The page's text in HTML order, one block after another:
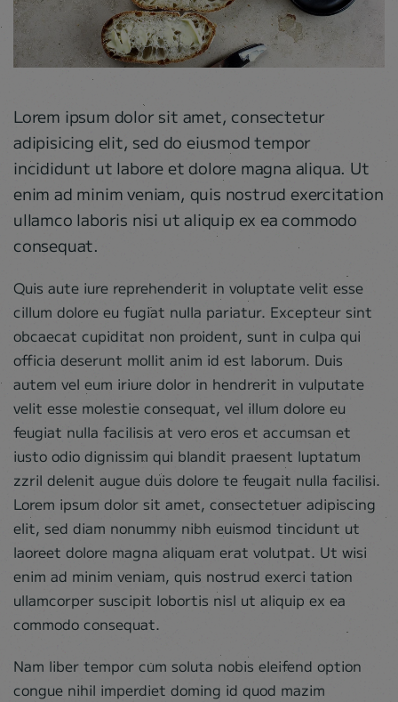
Lorem ipsum dolor sit amet, consectetur
adipisicing elit, sed do eiusmod tempor
incididunt ut labore et dolore magna aliqua. Ut
enim ad minim veniam, quis nostrud exercitation
ullamco laboris nisi ut aliquip ex ea commodo
consequat.
Quis aute iure reprehenderit in voluptate velit esse
cillum dolore eu fugiat nulla pariatur. Excepteur sint
obcaecat cupiditat non proident, sunt in culpa qui
officia deserunt mollit anim id est laborum. Duis
autem vel eum iriure dolor in hendrerit in vulputate
velit esse molestie consequat, vel illum dolore eu
feugiat nulla facilisis at vero eros et accumsan et
iusto odio dignissim qui blandit praesent luptatum
zzril delenit augue duis dolore te feugait nulla facilisi.
Lorem ipsum dolor sit amet, consectetuer adipiscing
elit, sed diam nonummy nibh euismod tincidunt ut
laoreet dolore magna aliquam erat volutpat. Ut wisi
enim ad minim veniam, quis nostrud exerci tation
ullamcorper suscipit lobortis nisl ut aliquip ex ea
commodo consequat.
Nam liber tempor cum soluta nobis eleifend option
congue nihil imperdiet doming id quod mazim